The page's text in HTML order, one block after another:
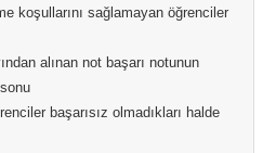
koşullarını sağlamayan öğrenciler
alınan not başarı notunun
başarısız olmadıkları halde